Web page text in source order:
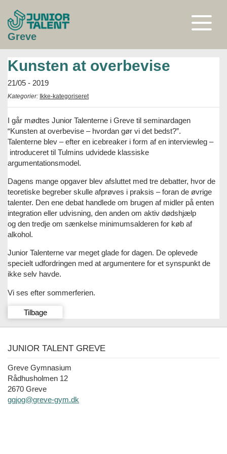
indhold
Greve
Åben
Kunsten at overbevise
21/05 - 2019
Kategorier: Ikke-kategoriseret
I går mødtes Junior Talenterne i Greve til seminardagen
“Kunsten at overbevise – hvordan gør vi det bedst?”.
Talenterne blev – efter en icebreaker i form af en interviewleg –
introduceret til Tulmins udvidede klassiske
argumentationsmodel.
Dagens mange opgaver blev afsluttet med tre debatter, hvor de
teoretiske begreber skulle afprøves i praksis – foran de øvrige
talenter. Den ene debat handlede om brugen af midler på enten
integration eller udvisning, den anden om aktiv dødshjælp
og den tredje om sænkelse minimumsalderen for køb af
alkohol.
Junior Talenterne var meget glade for dagen. De oplevede
specielt udfordringen med at argumentere for et synspunkt de
ikke selv havde.
Vi ses efter sommerferien.
Tilbage
JUNIOR TALENT GREVE
Greve Gymnasium
Rådhusholmen 12
2670 Greve
ggjog@greve-gym.dk